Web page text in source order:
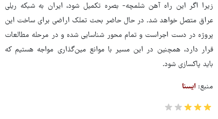
زیرا اگر این راه آهن شلمچه- بصره تکمیل شود، ایران به شبکه ریلی
عراق متصل خواهد شد. در حال حاضر بحث تملک اراضی برای ساخت این
پروژه در دست اجراست و تمام محور شناسایی شده و در مرحله مطالعات
قرار دارد، همچنین در این مسیر با موانع مین‌گذاری‌ مواجه هستیم که
باید پاکسازی شود.
منبع: ایسنا